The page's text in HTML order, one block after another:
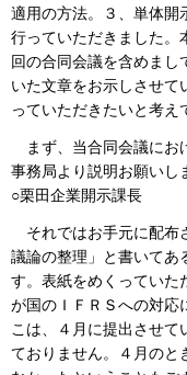
適用の方法。３、単体開
行っていただきました。
回の合同会議を含めまし
いた文章をお示しさせて
っていただきたいと考え
まず、当合同会議にお
事務局より説明お願いし
○栗田企業開示課長
それではお手元に配布
議論の整理」と書いてあ
す。表紙をめくっていた
が国のＩＦＲＳへの対応
こは、４月に提出させて
ておりません。４月のと